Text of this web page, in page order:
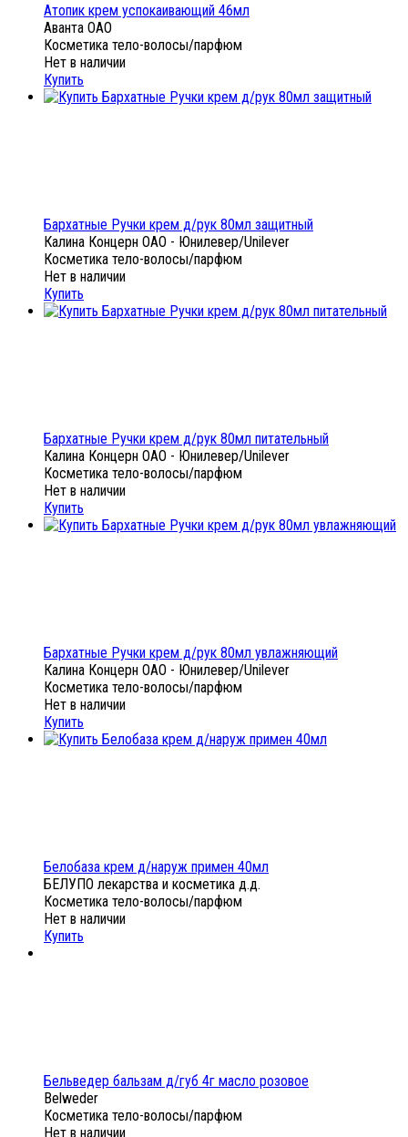
Атопик крем успокаивающий 46мл
Аванта ОАО
Косметика тело-волосы/парфюм
Нет в наличии
Купить
Бархатные Ручки крем д/рук 80мл защитный
Калина Концерн ОАО - Юнилевер/Unilever
Косметика тело-волосы/парфюм
Нет в наличии
Купить
Бархатные Ручки крем д/рук 80мл питательный
Калина Концерн ОАО - Юнилевер/Unilever
Косметика тело-волосы/парфюм
Нет в наличии
Купить
Бархатные Ручки крем д/рук 80мл увлажняющий
Калина Концерн ОАО - Юнилевер/Unilever
Косметика тело-волосы/парфюм
Нет в наличии
Купить
Белобаза крем д/наруж примен 40мл
БЕЛУПО лекарства и косметика д.д.
Косметика тело-волосы/парфюм
Нет в наличии
Купить
Бельведер бальзам д/губ 4г масло розовое
Belweder
Косметика тело-волосы/парфюм
Нет в наличии